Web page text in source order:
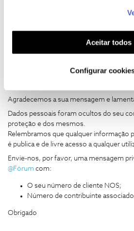
funcionalidades (cookies de
funcionalidade) e adaptar anúncios
(cookies de publicidade
utilização dos cookies clicando em "
Aceitar todos
Configurar
Agradecemos a sua mensagem e
Dados pessoais foram ocultos do seu
proteção e dos mesmos.
Relembramos que qualquer informação
é publica e de livre acesso a qualquer
Envie-nos, por favor, uma mensagem
@Fórum com:
O seu número de cliente NOS;
Número de contribuinte
Obrigado